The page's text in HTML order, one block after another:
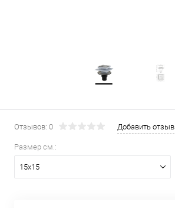
Отзывов: 0 Добавить отзыв
Размер см.:
15х15